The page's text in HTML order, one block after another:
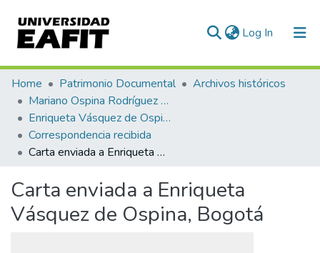
Log In (current)
Communities & Collections
All of DSpace
Statistics
Home Patrimonio Documental
Archivos históricos
Mariano Ospina Rodríguez (1826 -1912)
Enriqueta Vásquez de Ospina
Correspondencia recibida
Carta enviada a Enriqueta Vásquez de Ospina, Bogotá
Carta enviada a Enriqueta
Vásquez de Ospina, Bogotá